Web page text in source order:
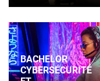
BACHELOR
CYBERSÉCURITÉ